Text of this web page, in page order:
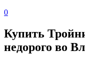
0
Купить
недорого во